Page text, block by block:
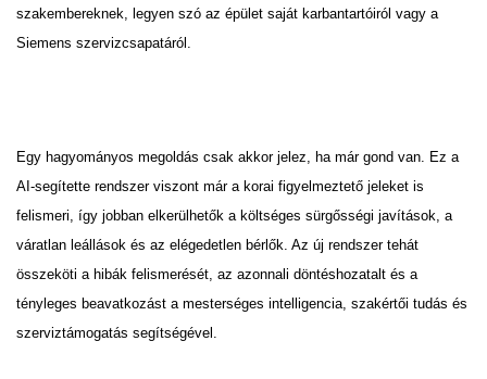
szakembereknek, legyen szó az épület saját karbantartóiról vagy a
Siemens szervizcsapatáról.
Egy hagyományos megoldás csak akkor jelez, ha már gond van. Ez a
AI-segítette rendszer viszont már a korai figyelmeztető jeleket is
felismeri, így jobban elkerülhetők a költséges sürgősségi javítások, a
váratlan leállások és az elégedetlen bérlők. Az új rendszer tehát
összeköti a hibák felismerését, az azonnali döntéshozatalt és a
tényleges beavatkozást a mesterséges intelligencia, szakértői tudás és
szerviztámogatás segítségével.